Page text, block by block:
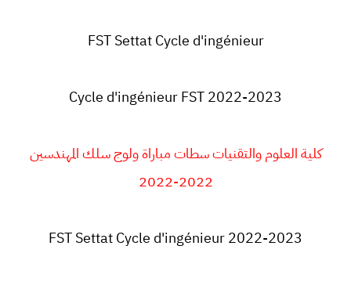
FST Settat Cycle d'ingénieur
Cycle d'ingénieur FST 2022-2023
كلية العلوم والتقنيات سطات مباراة ولوج سلك المهندسين
2022-2022
FST Settat Cycle d'ingénieur 2022-2023